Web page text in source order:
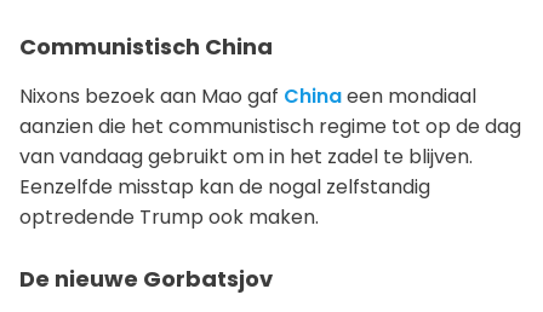
Communistisch China
Nixons bezoek aan Mao gaf Chinaeen mondiaal
aanzien die het communistisch regime tot op de dag
van vandaag gebruikt om in het zadel te blijven.
Eenzelfde misstap kan de nogal zelfstandig
optredende Trump ook maken.
De nieuwe Gorbatsjov